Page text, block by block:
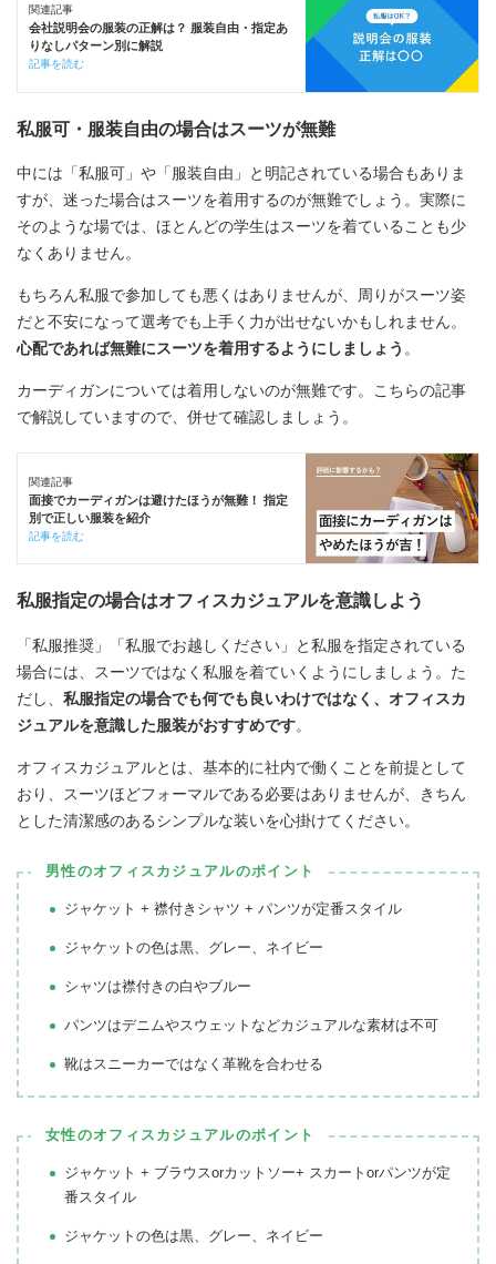
関連記事
会社説明会の服装の正解は？ 服装自由・指定あ
りなしパターン別に解説
記事を読む
私服可・服装自由の場合はスーツが無難
中には「私服可」や「服装自由」と明記されている場合もありま
すが、迷った場合はスーツを着用するのが無難でしょう。実際に
そのような場では、ほとんどの学生はスーツを着ていることも少
なくありません。
もちろん私服で参加しても悪くはありませんが、周りがスーツ姿
だと不安になって選考でも上手く力が出せないかもしれません。
心配であれば無難にスーツを着用するようにしましょう 。
カーディガンについては着用しないのが無難です。こちらの記事
で解説していますので、併せて確認しましょう。
関連記事
面接でカーディガンは避けたほうが無難！ 指定
別で正しい服装を紹介
記事を読む
私服指定の場合はオフィスカジュアルを意識しよう
「私服推奨」「私服でお越しください」と私服を指定されている
場合には、スーツではなく私服を着ていくようにしましょう。た
だし、 私服指定の場合でも何でも良いわけではなく、オフィスカ
ジュアルを意識した服装がおすすめです。
オフィスカジュアルとは、基本的に社内で働くことを前提として
おり、スーツほどフォーマルである必要はありませんが、きちん
とした清潔感のあるシンプルな装いを心掛けてください。
男性のオフィスカジュアルのポイント
ジャケット + 襟付きシャツ + パンツが定番スタイル
ジャケットの色は黒、グレー、ネイビー
シャツは襟付きの白やブルー
パンツはデニムやスウェットなどカジュアルな素材は不可
靴はスニーカーではなく革靴を合わせる
女性のオフィスカジュアルのポイント
ジャケット + ブラウスorカットソー+ スカートorパンツが定
番スタイル
ジャケットの色は黒、グレー、ネイビー